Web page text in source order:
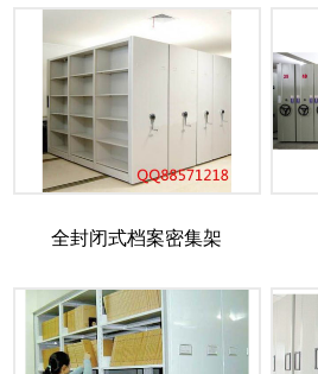
全封闭式档案密集架